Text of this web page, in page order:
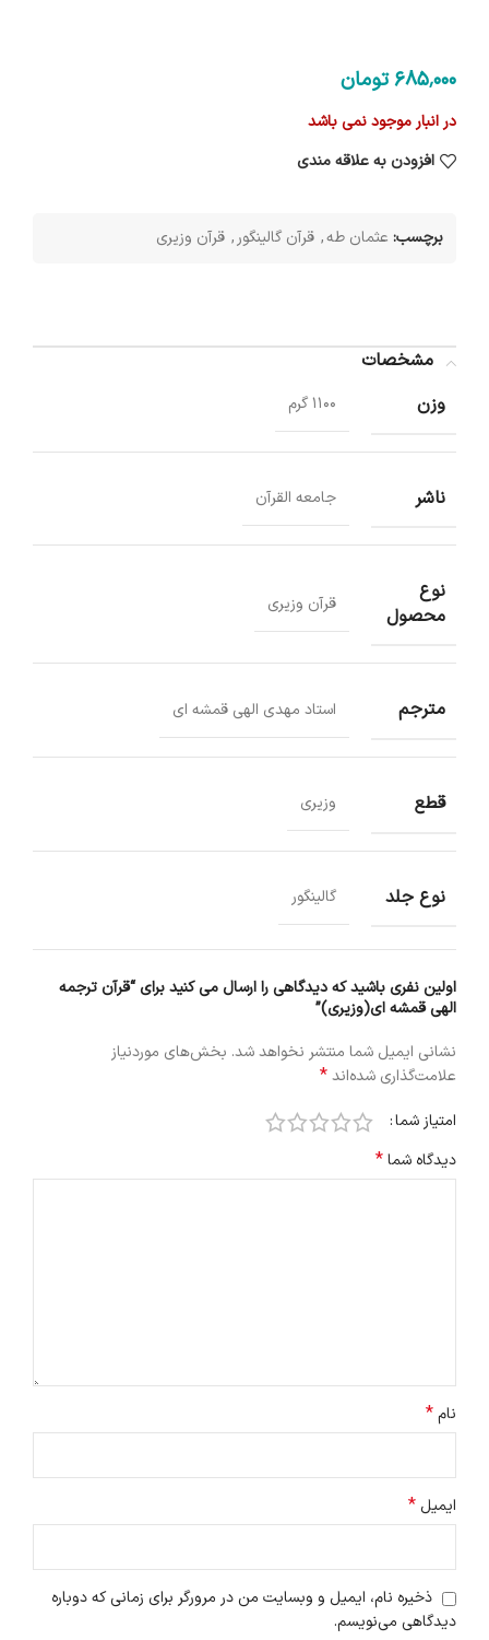
685٬000تومان
در انبار موجود نمی باشد
افزودن به علاقه مندی
برچسب: عثمان طه, قرآن گالینگور , قرآن وزیری
مشخصات
وزن
1100 گرم
ناشر جامعه القرآن
نوع
محصول
قرآن وزیری
مترجم استاد مهدی الهی قمشه ای
قطع وزیری
نوع جلد گالینگور
اولین نفری باشید که دیدگاهی را ارسال می کنید برای “قرآن ترجمه
الهی قمشه ای(وزیری)”
نشانی ایمیل شما منتشر نخواهد شد. بخش‌های موردنیاز
علامت‌گذاری شده‌اند*
امتیاز شما
دیدگاه شما*
نام*
ایمیل*
ذخیره نام، ایمیل و وبسایت من در مرورگر برای زمانی که دوباره
دیدگاهی می‌نویسم.